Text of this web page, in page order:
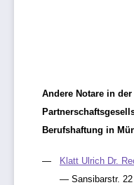
Andere Notare in
Berufshaftung in
Klatt Ulrich Dr.
— Sansibarstr. 22